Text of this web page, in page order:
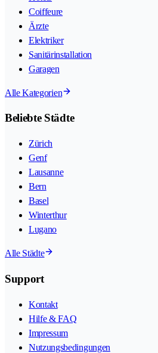
Coiffeure
Ärzte
Elektriker
Sanitärinstallation
Garagen
Alle Kategorien
Beliebte Städte
Zürich
Genf
Lausanne
Bern
Basel
Winterthur
Lugano
Alle Städte
Support
Kontakt
Hilfe & FAQ
Impressum
Nutzungsbedingungen